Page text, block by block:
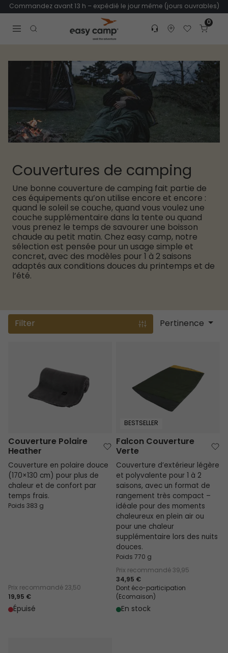
Commandez avant 13 h – expédié le jour même (jours ouvrables)
Open search modal
Customer service
Find dealer
Favorites
Cart
0
Couvertures de camping
Une bonne couverture de camping fait partie de
ces équipements qu’on utilise encore et encore :
quand le soleil se couche, quand vous voulez une
couche supplémentaire dans la tente ou quand
vous prenez le temps de savourer une boisson
chaude au petit matin. Chez easy camp, notre
sélection est pensée pour un usage simple et
concret, avec des modèles pour 1 à 2 saisons
adaptés aux conditions douces du printemps et de
l’été.
Filter Pertinence
Couverture Polaire
Heather
Couverture en polaire douce
(170×130 cm) pour plus de
chaleur et de confort par
temps frais.
Poids 383 g
Prix recommandé 23,50
19,95 €
Épuisé
BESTSELLER
Falcon Couverture
Verte
Couverture d’extérieur légère
et polyvalente pour 1 à 2
saisons, avec un format de
rangement très compact –
idéale pour des moments
chaleureux en plein air ou
pour une chaleur
supplémentaire lors des nuits
douces.
Poids 770 g
Prix recommandé 39,95
34,95 €
Dont éco-participation
(Ecomaison)
En stock